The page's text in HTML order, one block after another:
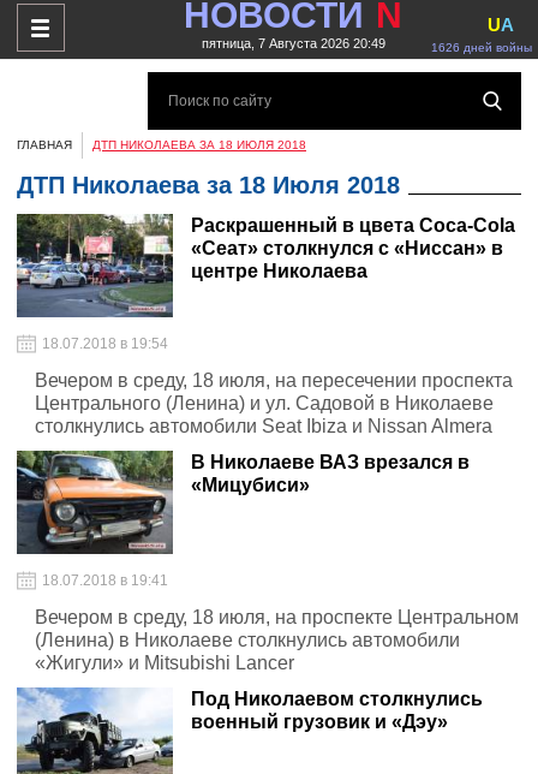
НОВОСТИ N
пятница, 7 Августа 2026 20:49 1626 дней войны
UA
ГЛАВНАЯ ДТП НИКОЛАЕВА ЗА 18 ИЮЛЯ 2018
ДТП Николаева за 18 Июля 2018
Раскрашенный в цвета Coca-Cola
«Сеат» столкнулся с «Ниссан» в
центре Николаева
18.07.2018 в 19:54
Вечером в среду, 18 июля, на пересечении проспекта
Центрального (Ленина) и ул. Садовой в Николаеве
столкнулись автомобили Seat Ibiza и Nissan Almera
В Николаеве ВАЗ врезался в
«Мицубиси»
18.07.2018 в 19:41
Вечером в среду, 18 июля, на проспекте Центральном
(Ленина) в Николаеве столкнулись автомобили
«Жигули» и Mitsubishi Lancer
Под Николаевом столкнулись
военный грузовик и «Дэу»